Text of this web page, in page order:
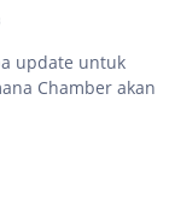
update untuk
Chamber akan